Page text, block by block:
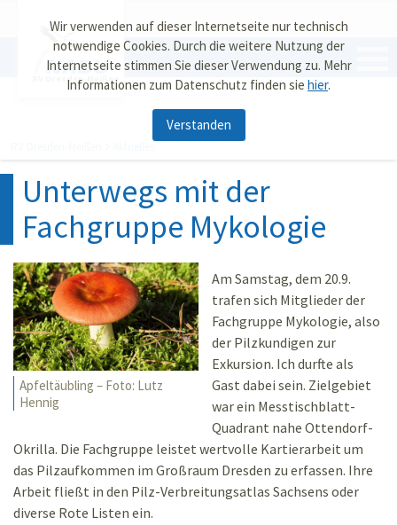
Wir verwenden auf dieser Internetseite nur technisch
notwendige Cookies. Durch die weitere Nutzung der
Internetseite stimmen Sie dieser Verwendung zu. Mehr
Informationen zum Datenschutz finden sie hier.
Verstanden
RV Dresden-Meißen
Aktuelles
Unterwegs mit der
Fachgruppe Mykologie
Apfeltäubling – Foto: Lutz
Hennig
Am Samstag, dem 20.9.
trafen sich Mitglieder der
Fachgruppe Mykologie, also
der Pilzkundigen zur
Exkursion. Ich durfte als
Gast dabei sein. Zielgebiet
war ein Messtischblatt-
Quadrant nahe Ottendorf-
Okrilla. Die Fachgruppe leistet wertvolle Kartierarbeit um
das Pilzaufkommen im Großraum Dresden zu erfassen. Ihre
Arbeit fließt in den Pilz-Verbreitungsatlas Sachsens oder
diverse Rote Listen ein.